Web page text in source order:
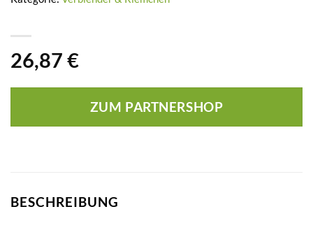
26,87 €
ZUM PARTNERSHOP
BESCHREIBUNG